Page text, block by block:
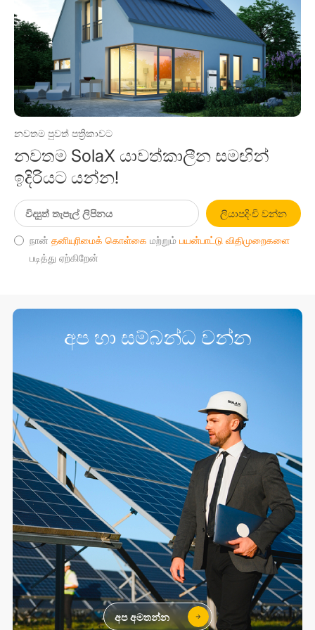
නවතම පුවත් පත්‍රිකාවට
නවතම SolaX යාවත්කාලීන සමඟින්
ඉදිරියට යන්න!
ලියාපදිංචි වන්න
நான் தனியுரிமைக் கொள்கை மற்றும் பயன்பாட்டு விதிமுறைகளை
படித்து ஏற்கிறேன்
අප හා සම්බන්ධ වන්න
අප අමතන්න